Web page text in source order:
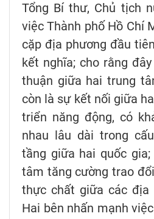
Tổng Bí thư, Chủ tịch
việc Thành phố Hồ Chí
cặp địa phương đầu
kết nghĩa; cho rằng
thuận giữa hai trung
còn là sự kết nối giữa
triển năng động, có
nhau lâu dài trong
tầng giữa hai quốc
tâm tăng cường trao
thực chất giữa các địa
Hai bên nhấn mạnh